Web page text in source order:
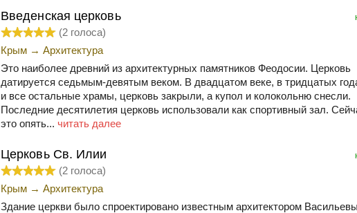
Введенская церковь
(2 голоса)
Крым → Архитектура
Это наиболее древний из архитектурных памятников Феодосии. Церковь
датируется седьмым-девятым веком. В двадцатом веке, в тридцатых
и все остальные храмы, церковь закрыли, а купол и колокольню снесли.
Последние десятилетия церковь использовали как спортивный зал.
это опять... читать далее
Церковь Св. Илии
(2 голоса)
Крым → Архитектура
Здание церкви было спроектировано известным архитектором